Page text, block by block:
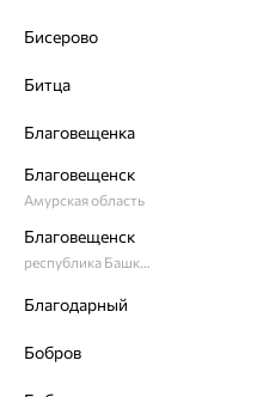
Кольцо, серебро,
от
64%
Бисерово
Битца
Благовещенка
Благовещенск
Амурская область
Благовещенск
республика Башкортостан
Благодарный
Бобров